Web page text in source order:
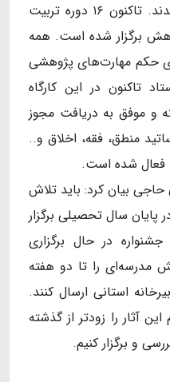
کارگاه‌های تخصصی آموزش دیدند. تاکنون ۱۶ دوره تربیت
برگزار شده است. همه
حکم مهارت‌های پژوهشی
باشند. بیش از ۲۰۰ استاد تاکنون در این کارگاه
یافته و موفق به دریافت مجوز
منطق، فقه، اخلاق و..
فعال شده است.
بیان کرد: باید تلاش
پایان سال تحصیلی برگزار
در حال برگزاری
مدرسه‌ای را تا دو هفته
استانی ارسال کنند.
آثار را زودتر از گذشته
و برگزار کنیم.